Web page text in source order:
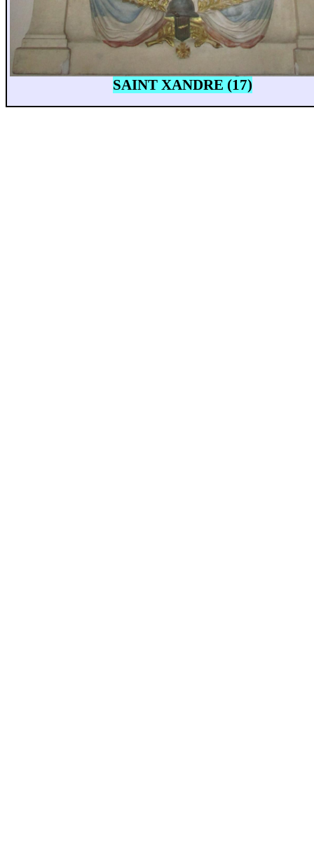
SAINT XANDRE (17)